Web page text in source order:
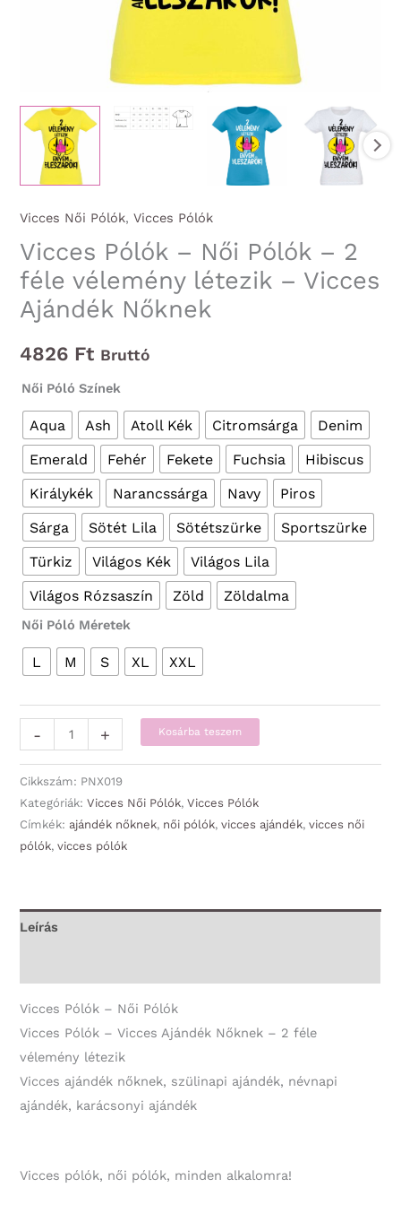
Vicces Női Pólók,Vicces Pólók
Vicces Pólók – Női Pólók – 2
féle vélemény létezik – Vicces
Ajándék Nőknek
4826 Ft Bruttó
Női Póló Színek
Aqua Ash Atoll Kék Citromsárga
Denim
Emerald
Fehér Fekete Fuchsia
Hibiscus
Királykék
Narancssárga Navy
Piros
Sárga
Sötét Lila Sötétszürke
Sportszürke
Türkiz
Világos Kék
Világos Lila
Világos Rózsaszín
Zöld Zöldalma
Női Póló Méretek
L M S XL XXL
-
Pólók
-
Női
Pólók
-
vélemény
mennyiség
+ Kosárba teszem
Cikkszám: PNX019
Kategóriák:Vicces Női Pólók,Vicces Pólók
Címkék:ajándék nőknek, női pólók,vicces ajándék,vicces női
pólók,vicces pólók
Leírás
Vicces Pólók – Női Pólók
Vicces Pólók – Vicces Ajándék Nőknek – 2 féle
vélemény létezik
Vicces ajándék nőknek, szülinapi ajándék, névnapi
ajándék, karácsonyi ajándék
Vicces pólók, női pólók, minden alkalomra!